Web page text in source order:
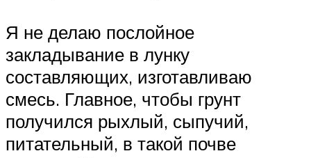
Я не делаю послойное
закладывание в лунку
составляющих, изготавливаю
смесь. Главное, чтобы грунт
получился рыхлый, сыпучий,
питательный, в такой почве